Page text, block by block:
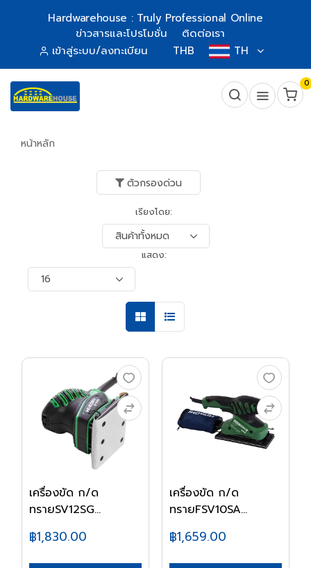
Hardwarehouse : Truly Professional Online
ข่าวสารและโปรโมชั่น
ติดต่อเรา
เข้าสู่ระบบ/ลงทะเบียน
THB TH
0
หน้าหลัก
ตัวกรองด่วน
เรียงโดย:
แสดง:
เครื่องขัด ก/ด
ทรายSV12SG
฿1,830.00
เครื่องขัด ก/ด
ทรายFSV10SA
฿1,659.00